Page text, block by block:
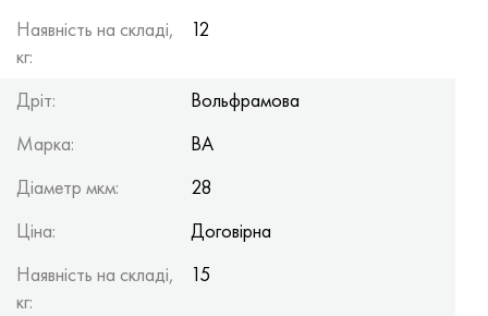
Наявність на складі,
кг:
12
Дріт:
Вольфрамова
Марка:
ВА
Діаметр мкм:
28
Ціна:
Договірна
Наявність на складі,
кг:
15